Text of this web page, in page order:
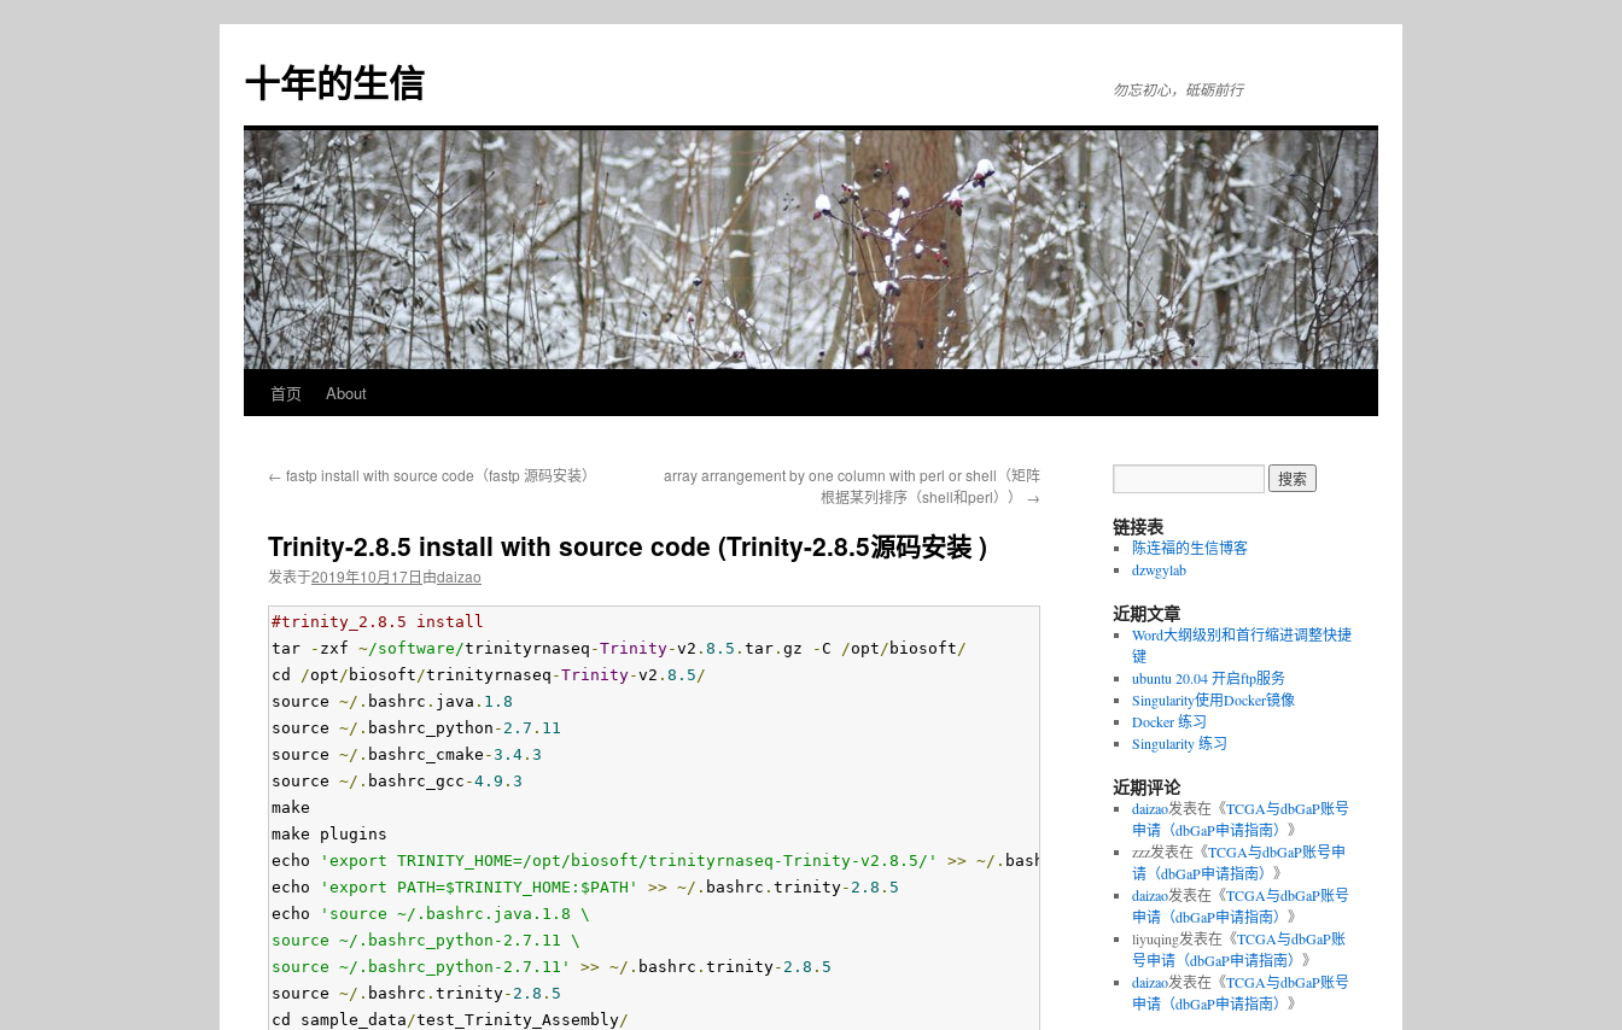
十年的生信 勿忘初心，砥砺前行
正
首页 About
← fastp install with source code（fastp 源码安装）
array arrangement by one column with perl or shell（矩阵
根据某列排序（shell和perl）） →
Trinity-2.8.5 install with source code (Trinity-2.8.5源码安装 )
发表于2019年10月17日由daizao
#trinity_2.8.5 install
tar
- zxf ~/software/trinityrnaseq -Trinity-v2 . 8.5 . tar . gz -C /opt/ biosoft/
cd /opt/ biosoft/trinityrnaseq -Trinity-v2 . 8.5/
source ~/. bashrc . java . 1.8
source ~/. bashrc_python - 2.7 . 11
source ~/. bashrc_cmake -3.4 . 3
source ~/. bashrc_gcc -4.9 . 3
make
make plugins
echo
'export TRINITY_HOME=/opt/biosoft/trinityrnaseq-Trinity-v2.8.5/' >> ~/. bashrc trinity-2.8.5
echo
'export PATH=$TRINITY_HOME:$PATH' >> ~/. bashrc . trinity- 2.8 . 5
echo
'source ~/.bashrc.java.1.8 \
source ~/.bashrc_python-2.7.11 \
source ~/.bashrc_python-2.7.11'
>> ~/. bashrc . trinity- 2.8 . 5
source ~/. bashrc . trinity- 2.8 . 5
cd sample_data/test_Trinity_Assembly/
链接表
陈连福的生信博客
dzwgylab
近期文章
Word大纲级别和首行缩进调整快捷
键
ubuntu 20.04 开启ftp服务
Singularity使用Docker镜像
Docker 练习
Singularity 练习
近期评论
daizao发表在《TCGA与dbGaP账号
申请（dbGaP申请指南） 》
zzz发表在《TCGA与dbGaP账号申
请（dbGaP申请指南） 》
daizao发表在《TCGA与dbGaP账号
申请（dbGaP申请指南） 》
liyuqing发表在《TCGA与dbGaP账
号申请（dbGaP申请指南） 》
daizao发表在《TCGA与dbGaP账号
申请（dbGaP申请指南） 》